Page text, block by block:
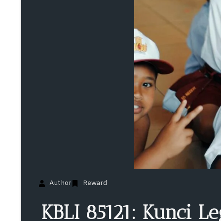
Author Reward
KBLI 85121: Kunci